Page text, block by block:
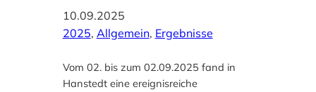
10.09.2025
2025, Allgemein, Ergebnisse
Vom 02. bis zum 02.09.2025 fand in
Hanstedt eine ereignisreiche